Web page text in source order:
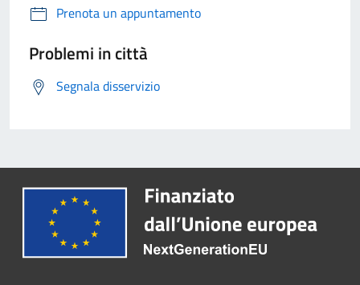
Prenota un appuntamento
Problemi in città
Segnala disservizio